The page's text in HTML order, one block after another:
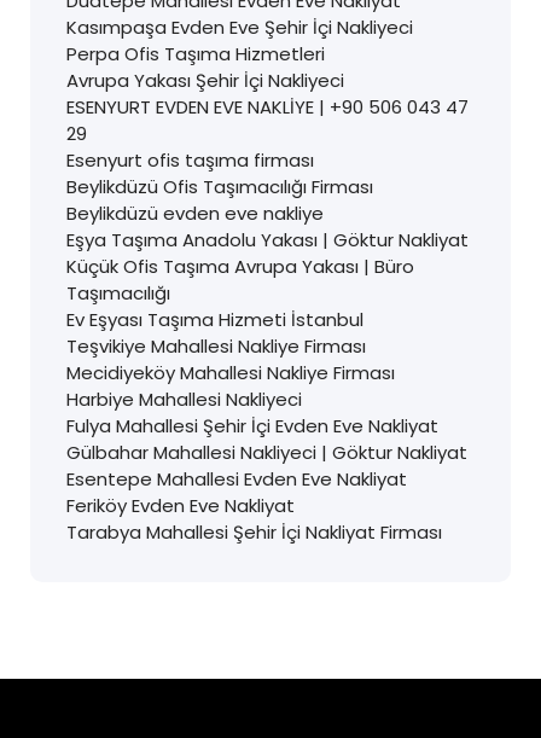
Kasımpaşa Evden Eve Şehir İçi Nakliyeci
Perpa Ofis Taşıma Hizmetleri
Avrupa Yakası Şehir İçi Nakliyeci
ESENYURT EVDEN EVE NAKLİYE | +90 506 043 47
29
Esenyurt ofis taşıma firması
Beylikdüzü Ofis Taşımacılığı Firması
Beylikdüzü evden eve nakliye
Eşya Taşıma Anadolu Yakası | Göktur Nakliyat
Küçük Ofis Taşıma Avrupa Yakası | Büro
Taşımacılığı
Ev Eşyası Taşıma Hizmeti İstanbul
Teşvikiye Mahallesi Nakliye Firması
Mecidiyeköy Mahallesi Nakliye Firması
Harbiye Mahallesi Nakliyeci
Fulya Mahallesi Şehir İçi Evden Eve Nakliyat
Gülbahar Mahallesi Nakliyeci | Göktur Nakliyat
Esentepe Mahallesi Evden Eve Nakliyat
Feriköy Evden Eve Nakliyat
Tarabya Mahallesi Şehir İçi Nakliyat Firması